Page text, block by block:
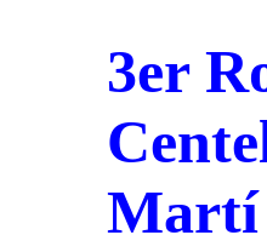
3er
Martí